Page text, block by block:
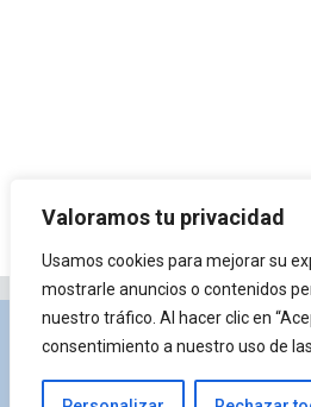
Valoramos tu privacidad
Usamos cookies para mejorar su
mostrarle anuncios o contenidos
nuestro tráfico. Al hacer clic en
consentimiento a nuestro uso de
Privacidad y Política de
arquitectura Lista de Temas